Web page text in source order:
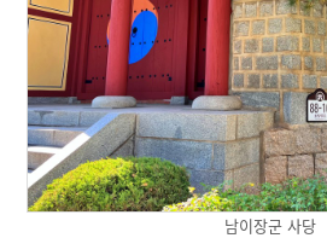
남이장군 사당